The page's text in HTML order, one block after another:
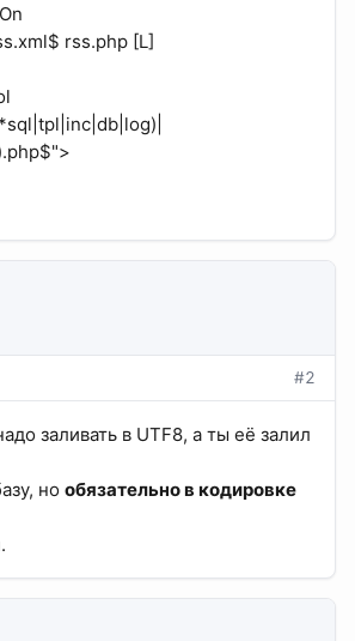
rss.php [L]
#2
заливать в UTF8, а ты её залил
но обязательно в кодировке